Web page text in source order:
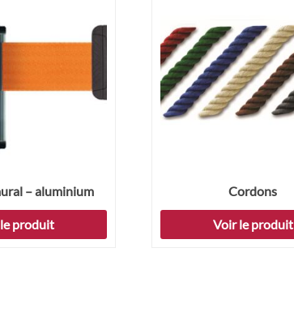
– aluminium
produit
Cordons
Voir le produit